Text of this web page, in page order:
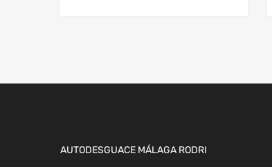
AUTODESGUACE MÁLAGA RODRI